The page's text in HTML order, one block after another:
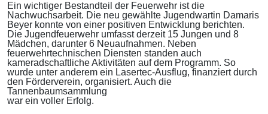
Ein wichtiger Bestandteil der Feuerwehr ist die
Nachwuchsarbeit. Die neu gewählte Jugendwartin Damaris
Beyer konnte von einer positiven Entwicklung berichten.
Die Jugendfeuerwehr umfasst derzeit 15 Jungen und 8
Mädchen, darunter 6 Neuaufnahmen. Neben
feuerwehrtechnischen Diensten standen auch
kameradschaftliche Aktivitäten auf dem Programm. So
wurde unter anderem ein Lasertec-Ausflug, finanziert durch
den Förderverein, organisiert. Auch die
Tannenbaumsammlung
war ein voller Erfolg.